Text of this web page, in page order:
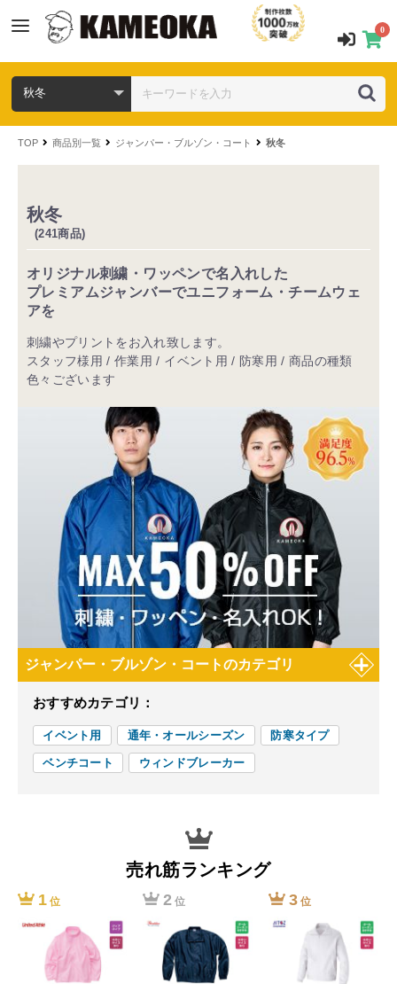
0
TOP 商品別一覧 ジャンパー・ブルゾン・コート 秋冬
秋冬
(241商品)
オリジナル刺繍・ワッペンで名入れした
プレミアムジャンバーでユニフォーム・チームウェ
アを
刺繍やプリントをお入れ致します。
スタッフ様用 / 作業用 / イベント用 / 防寒用 / 商品の種類
色々ございます
ジャンパー・ブルゾン・コートのカテゴリ
おすすめカテゴリ：
イベント用 通年・オールシーズン 防寒タイプ
ベンチコート ウィンドブレーカー
売れ筋ランキング
1位 2 位 3位